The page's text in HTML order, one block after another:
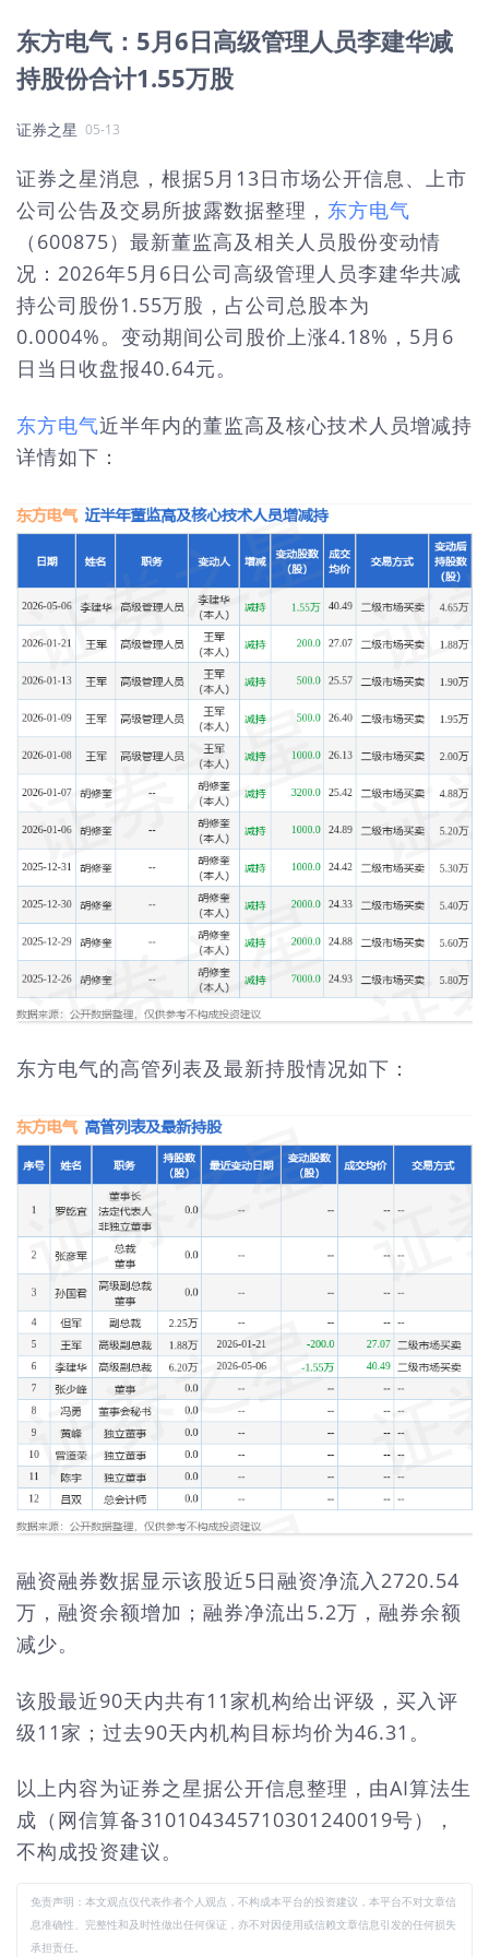
东方电气：5月6日高级管理人员李建华减
持股份合计1.55万股
证券之星 05-13
证券之星消息，根据5月13日市场公开信息、上市
公司公告及交易所披露数据整理， 东方电气
（600875）最新董监高及相关人员股份变动情
况：2026年5月6日公司高级管理人员李建华共减
持公司股份1.55万股，占公司总股本为
0.0004%。变动期间公司股价上涨4.18%，5月6
日当日收盘报40.64元。
东方电气近半年内的董监高及核心技术人员增减持
详情如下：
东方电气的高管列表及最新持股情况如下：
融资融券数据显示该股近5日融资净流入2720.54
万，融资余额增加；融券净流出5.2万，融券余额
减少。
该股最近90天内共有11家机构给出评级，买入评
级11家；过去90天内机构目标均价为46.31。
以上内容为证券之星据公开信息整理，由AI算法生
成（网信算备310104345710301240019号），
不构成投资建议。
免责声明：本文观点仅代表作者个人观点，不构成本平台的投资建议，本平台不对文章信
息准确性、完整性和及时性做出任何保证，亦不对因使用或信赖文章信息引发的任何损失
承担责任。